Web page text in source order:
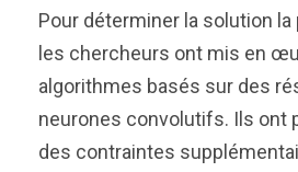
Pour déterminer la solution
les chercheurs ont mis en
algorithmes basés sur des
neurones convolutifs. Ils ont
des contraintes